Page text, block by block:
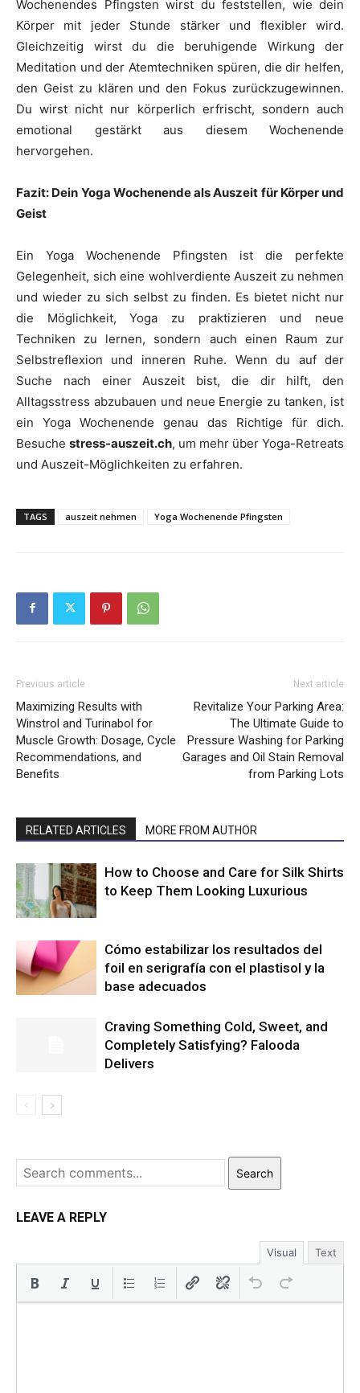
Wochenendes Pfingsten wirst du feststellen, wie dein
Körper mit jeder Stunde stärker und flexibler wird.
Gleichzeitig wirst du die beruhigende Wirkung der
Meditation und der Atemtechniken spüren, die dir helfen,
den Geist zu klären und den Fokus zurückzugewinnen.
Du wirst nicht nur körperlich erfrischt, sondern auch
emotional gestärkt aus diesem Wochenende
hervorgehen.
Fazit: Dein Yoga Wochenende als Auszeit für Körper und
Geist
Ein Yoga Wochenende Pfingsten ist die perfekte
Gelegenheit, sich eine wohlverdiente Auszeit zu nehmen
und wieder zu sich selbst zu finden. Es bietet nicht nur
die Möglichkeit, Yoga zu praktizieren und neue
Techniken zu lernen, sondern auch einen Raum zur
Selbstreflexion und inneren Ruhe. Wenn du auf der
Suche nach einer Auszeit bist, die dir hilft, den
Alltagsstress abzubauen und neue Energie zu tanken, ist
ein Yoga Wochenende genau das Richtige für dich.
Besuche stress-auszeit.ch, um mehr über Yoga-Retreats
und Auszeit-Möglichkeiten zu erfahren.
TAGS auszeit nehmen Yoga Wochenende Pfingsten
Previous article
Maximizing Results with
Winstrol and Turinabol for
Muscle Growth: Dosage, Cycle
Recommendations, and
Benefits
Next article
Revitalize Your Parking Area:
The Ultimate Guide to
Pressure Washing for Parking
Garages and Oil Stain Removal
from Parking Lots
RELATED ARTICLES MORE FROM AUTHOR
How to Choose and Care for Silk Shirts
to Keep Them Looking Luxurious
Cómo estabilizar los resultados del
foil en serigrafía con el plastisol y la
base adecuados
Craving Something Cold, Sweet, and
Completely Satisfying? Falooda
Delivers
Search
LEAVE A REPLY
Visual Text